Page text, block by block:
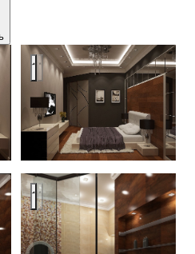
Penthouse in stroganoff
Penthouse in stroganoff